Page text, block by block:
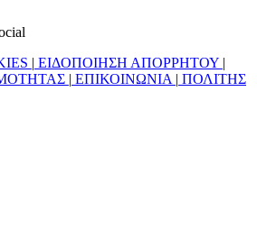
| ΕΙΔΟΠΟΙΗΣΗ ΑΠΟΡΡΗΤΟΥ |
| ΕΠΙΚΟΙΝΩΝΙΑ | ΠΟΛΙΤΗΣ